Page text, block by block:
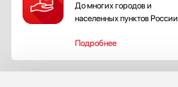
До многих городов и
населенных пунктов России
Подробнее